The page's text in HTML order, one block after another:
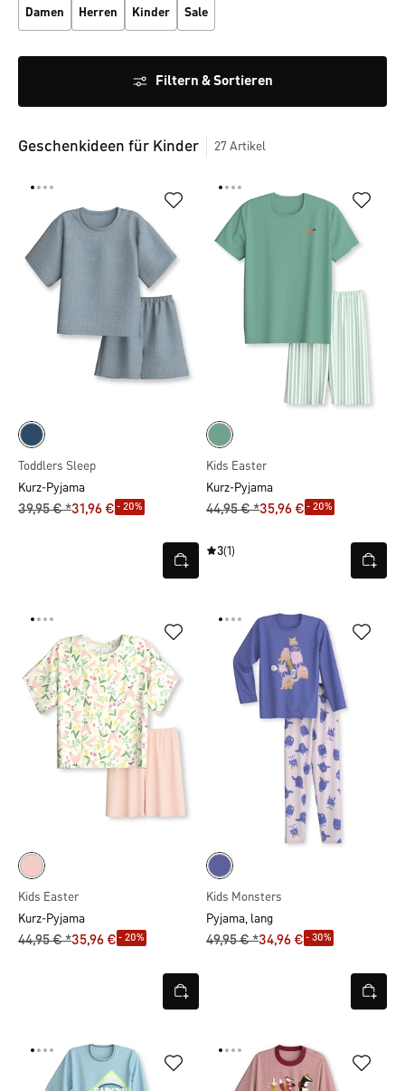
Damen Herren Kinder Sale
Filtern & Sortieren
Geschenkideen für Kinder 27 Artikel
Toddlers Sleep
Kurz-Pyjama
39,95 € *31,96 € - 20%
Kids Easter
Kurz-Pyjama
44,95 € *35,96 € - 20%
3(1)
Kids Easter
Kurz-Pyjama
44,95 € *35,96 € - 20%
Kids Monsters
Pyjama, lang
49,95 € *34,96 € - 30%